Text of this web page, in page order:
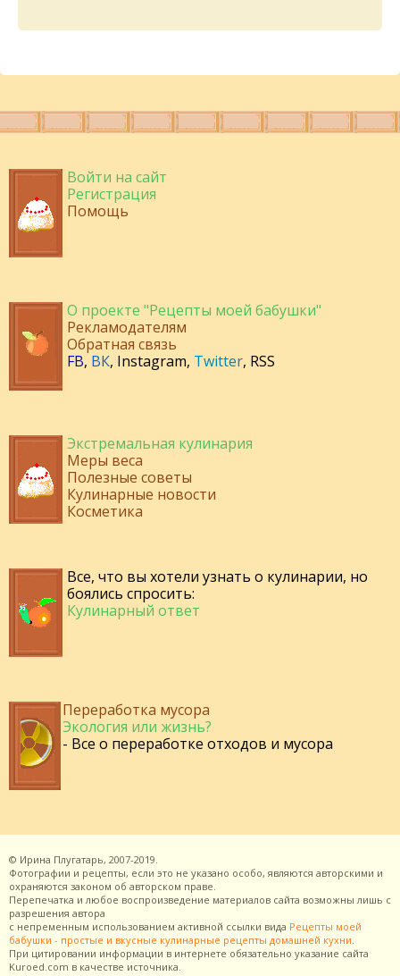
Войти на сайт
Регистрация
Помощь
О проекте "Рецепты моей бабушки"
Рекламодателям
Обратная связь
FB, ВК, Instagram, Twitter, RSS
Экстремальная кулинария
Меры веса
Полезные советы
Кулинарные новости
Косметика
Все, что вы хотели узнать о кулинарии, но
боялись спросить:
Кулинарный ответ
Переработка мусора
Экология или жизнь?
- Все о переработке отходов и мусора
© Ирина Плугатарь, 2007-2019.
Фотографии и рецепты, если это не указано особо, являются авторскими и
охраняются законом об авторском праве.
Перепечатка и любое воспроизведение материалов сайта возможны лишь с
разрешения автора
с непременным использованием активной ссылки вида Рецепты моей
бабушки - простые и вкусные кулинарные рецепты домашней кухни.
При цитировании информации в интернете обязательно указание сайта
Kuroed.com в качестве источника.